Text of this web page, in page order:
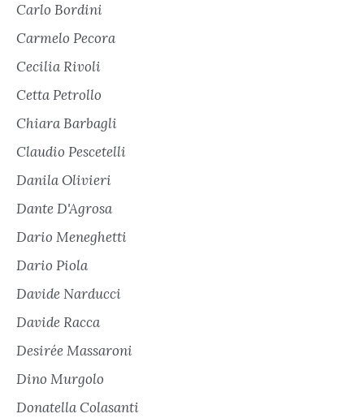
Carlo Bordini
Carmelo Pecora
Cecilia Rivoli
Cetta Petrollo
Chiara Barbagli
Claudio Pescetelli
Danila Olivieri
Dante D'Agrosa
Dario Meneghetti
Dario Piola
Davide Narducci
Davide Racca
Desirée Massaroni
Dino Murgolo
Donatella Colasanti